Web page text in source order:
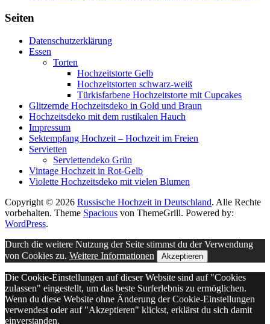
Seiten
Datenschutzerklärung
Essen
Torten
Hochzeitstorte Gelb
Hochzeitstorten schwarz-weiß
Türkisfarbene Hochzeitstorte mit Cupcakes
Glitzernde Hochzeitsdeko in Gold und Braun
Hochzeitsdeko mit dem rustikalen Hauch
Impressum
Sektempfang Hochzeit – Hochzeit im Freien
Servietten
Serviettendeko Grün
Vintage Hochzeit in Rot-Gelb
Violette Hochzeitsdeko mit vielen Blumen
Copyright © 2026 Russische Hochzeit in Deutschland. Alle Rechte
vorbehalten. Theme Spacious von ThemeGrill. Powered by:
WordPress.
Durch die weitere Nutzung der Seite stimmst du der Verwendung
von Cookies zu. Weitere Informationen Akzeptieren
Die Cookie-Einstellungen auf dieser Website sind auf "Cookies
zulassen" eingestellt, um das beste Surferlebnis zu ermöglichen.
Wenn du diese Website ohne Änderung der Cookie-Einstellungen
verwendest oder auf "Akzeptieren" klickst, erklärst du sich damit
einverstanden.